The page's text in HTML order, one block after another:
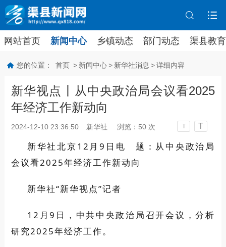
网站首页 新闻中心 乡镇动态 部门动态 渠县教育
您的位置： 首页 > 新闻中心 > 新华社消息 > 详细内容
新华视点丨从中央政治局会议看2025
年经济工作新动向
2024-12-10 23:36:50 新华社 浏览： 50次 T T
新华社北京12月9日电 题：从中央政治局
会议看2025年经济工作新动向
新华社“新华视点”记者
12月9日，中共中央政治局召开会议，分析
研究2025年经济工作。